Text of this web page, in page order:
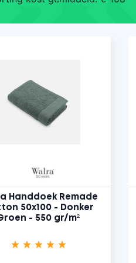
Handdoek Remade
50x100 - Donker
- 550 gr/m²